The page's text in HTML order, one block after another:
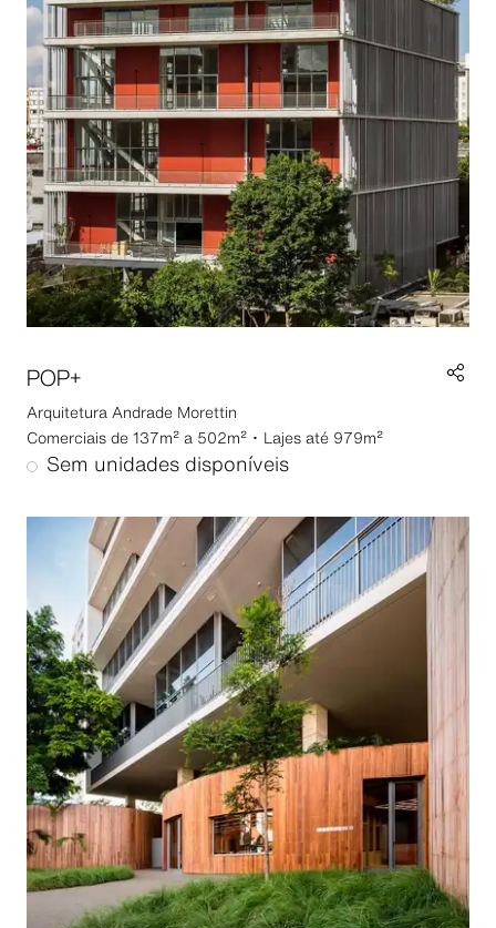
POP+
Arquitetura Andrade Morettin
Comerciais de 137m² a 502m² ･ Lajes até 979m²
Sem unidades disponíveis